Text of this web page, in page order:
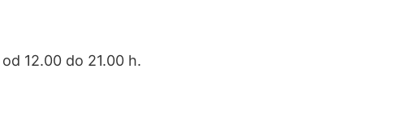
12.00 do 21.00 h.